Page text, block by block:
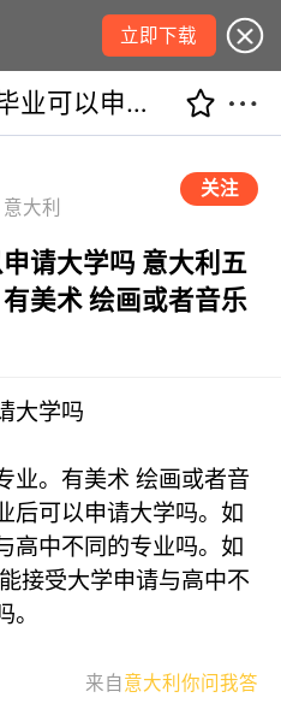
立即下载
意大利职高毕业可以申请大学吗 意大利五年职高有哪些专业。有美术 绘画或者音乐这类
大利
关注
请大学吗 意大利五
美术 绘画或者音乐
大学吗
业。有美术 绘画或者音
后可以申请大学吗。如
高中不同的专业吗。如
接受大学申请与高中不
来自 意大利你问我答